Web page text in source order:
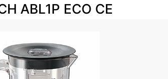
ABL1P ECO CE